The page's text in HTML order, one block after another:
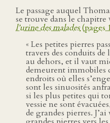
Le passage auquel
se trouve dans le chapitre
l’urine des malades(pages
« Les petites pierres
travers des conduits de
au dehors, et il vaut
demeurent immobiles
endroits où elles
sont les sinuosités
si les plus petites qui
vessie ne sont
de grandes pierres.